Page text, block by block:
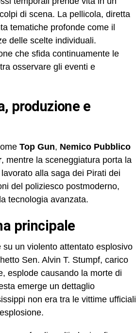
di scena. La pellicola, diretta
tematiche profonde come il
delle scelte individuali.
che sfida continuamente le
osservare gli eventi e
Top Gun, Nemico Pubblico
, mentre la sceneggiatura porta la
alla saga dei Pirati dei
del poliziesco postmoderno,
tecnologia avanzata.
principale
su un violento attentato esplosivo
Sen. Alvin T. Stumpf, carico
esplode causando la morte di
emerge un dettaglio
non era tra le vittime ufficiali